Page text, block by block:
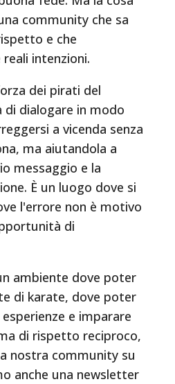
community che sa
e che
intenzioni.
dei pirati del
di dialogare in modo
a vicenda senza
ma aiutandola a
messaggio e la
È un luogo dove si
l'errore non è motivo
di
ambiente dove poter
di karate, dove poter
e imparare
di rispetto reciproco,
nostra community su
anche una newsletter